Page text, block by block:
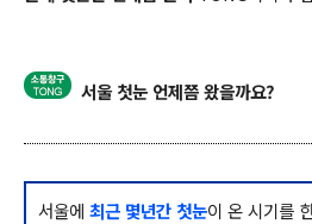
서울 첫눈 언제쯤 왔을까요?
서울에 최근 몇년간 첫눈이 온 시기를